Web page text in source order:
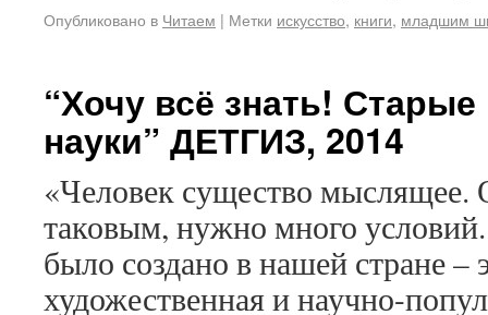
Опубликовано в Читаем | Метки искусство, книги, младшим
“Хочу всё знать!
науки” ДЕТГИЗ, 2014
«Человек существо мыслящее.
таковым, нужно много
было создано в нашей стране –
художественная и научно-